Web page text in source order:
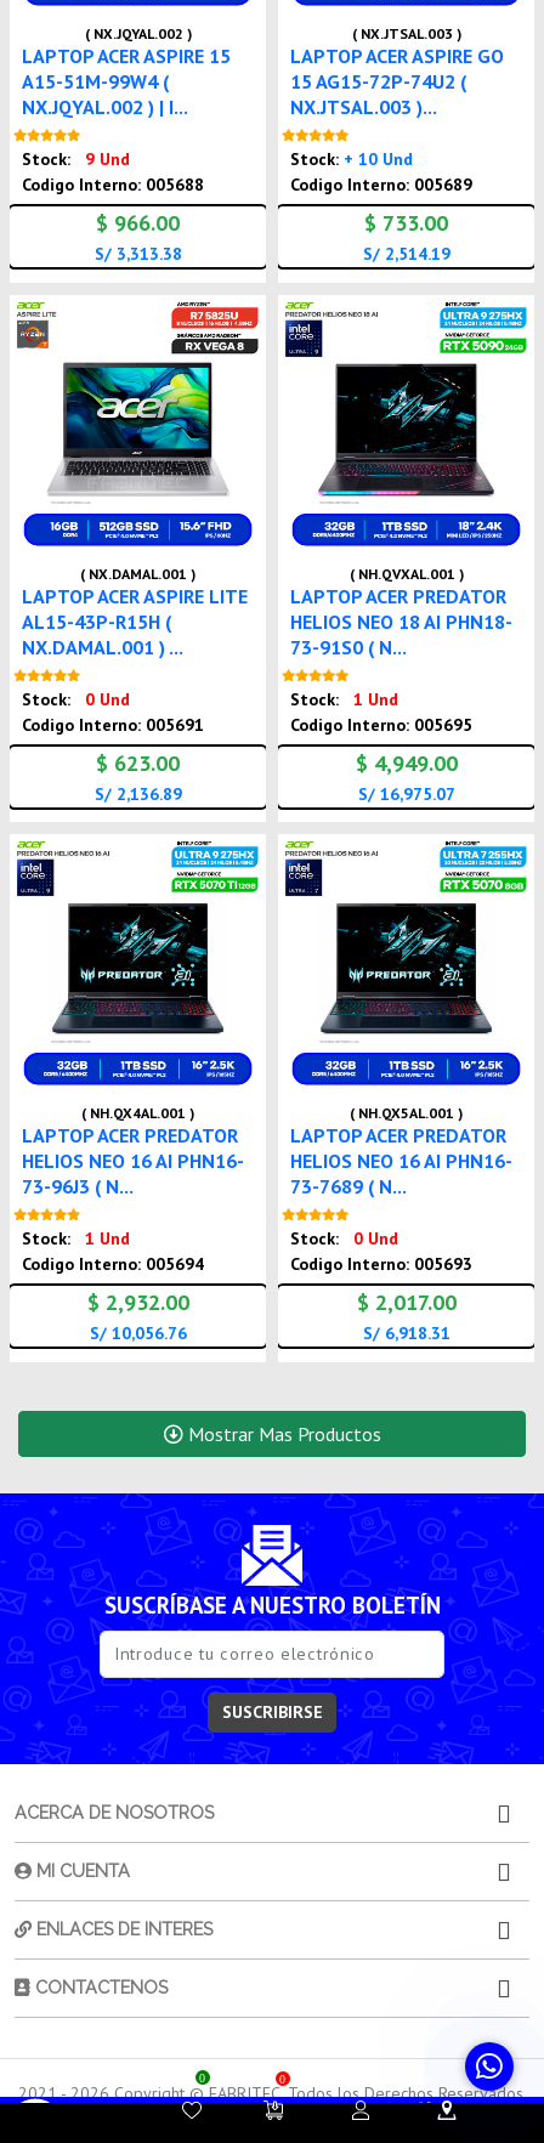
0 0
( NX.JQYAL.002 )
LAPTOP ACER ASPIRE 15
A15-51M-99W4 (
NX.JQYAL.002 ) | I...
Stock:
9 Und
Codigo Interno: 005688
$ 966.00
S/ 3,313.38
( NX.JTSAL.003 )
LAPTOP ACER ASPIRE GO
15 AG15-72P-74U2 (
NX.JTSAL.003 )...
Stock: + 10 Und
Codigo Interno: 005689
$ 733.00
S/ 2,514.19
( NX.DAMAL.001 )
LAPTOP ACER ASPIRE LITE
AL15-43P-R15H (
NX.DAMAL.001 ) ...
Stock:
0 Und
Codigo Interno: 005691
$ 623.00
S/ 2,136.89
( NH.QVXAL.001 )
LAPTOP ACER PREDATOR
HELIOS NEO 18 AI PHN18-
73-91S0 ( N...
Stock:
1 Und
Codigo Interno: 005695
$ 4,949.00
S/ 16,975.07
( NH.QX4AL.001 )
LAPTOP ACER PREDATOR
HELIOS NEO 16 AI PHN16-
73-96J3 ( N...
Stock:
1 Und
Codigo Interno: 005694
$ 2,932.00
S/ 10,056.76
( NH.QX5AL.001 )
LAPTOP ACER PREDATOR
HELIOS NEO 16 AI PHN16-
73-7689 ( N...
Stock:
0 Und
Codigo Interno: 005693
$ 2,017.00
S/ 6,918.31
Mostrar Mas Productos
SUSCRÍBASE A NUESTRO BOLETÍN
SUSCRIBIRSE
Atención al
ACERCA DE NOSOTROS
MI CUENTA
ENLACES DE INTERES
CONTACTENOS
2021 -2026Copyright © FABRITEC. Todos los Derechos Reservados.
Desarrollado por HTEC